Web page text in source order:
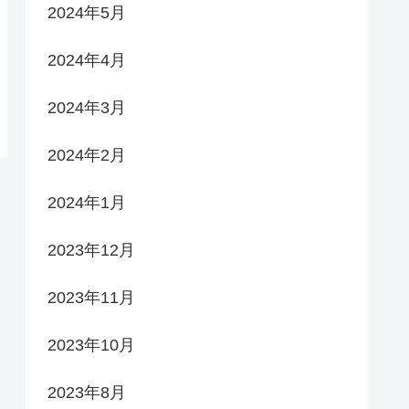
2024年5月
2024年4月
2024年3月
2024年2月
2024年1月
2023年12月
2023年11月
2023年10月
2023年8月